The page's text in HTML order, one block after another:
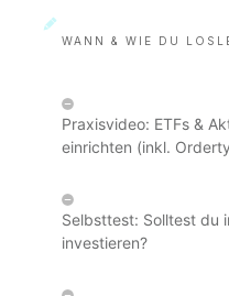
WANN & WIE DU
Praxisvideo: ETFs &
einrichten (inkl.
Selbsttest: Solltest du
investieren?